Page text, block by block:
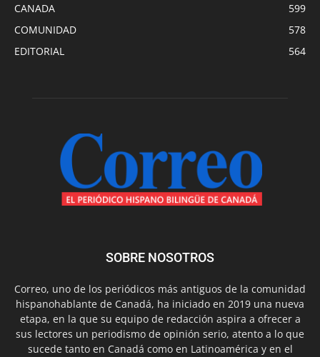
CANADA
599
COMUNIDAD
578
EDITORIAL
564
SOBRE NOSOTROS
Correo, uno de los periódicos más antiguos de la comunidad
hispanohablante de Canadá, ha iniciado en 2019 una nueva
etapa, en la que su equipo de redacción aspira a ofrecer a
sus lectores un periodismo de opinión serio, atento a lo que
sucede tanto en Canadá como en Latinoamérica y en el